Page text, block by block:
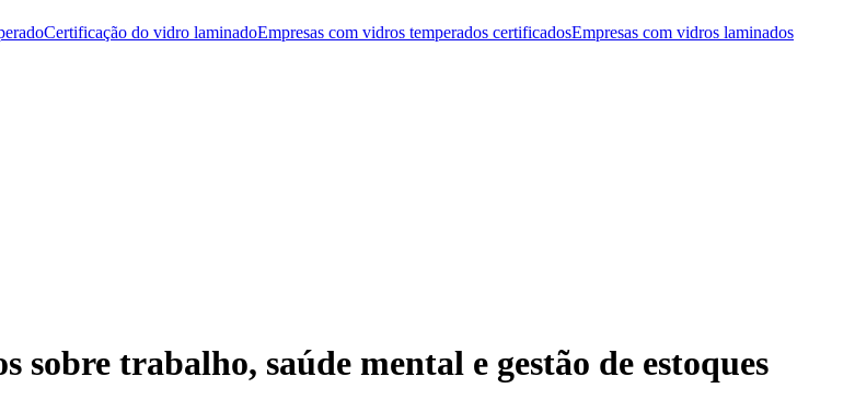
Certificação do vidro laminadoEmpresas com vidros temperados certificadosEmpresas com vidros laminados
trabalho, saúde mental e gestão de estoques